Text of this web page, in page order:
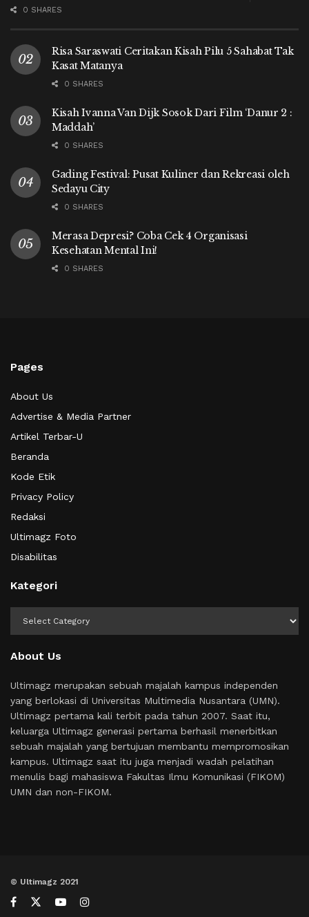
0 SHARES
Risa Saraswati Ceritakan Kisah Pilu 5 Sahabat Tak
Kasat Matanya
0 SHARES
Kisah Ivanna Van Dijk Sosok Dari Film ‘Danur 2 :
Maddah’
0 SHARES
Gading Festival: Pusat Kuliner dan Rekreasi oleh
Sedayu City
0 SHARES
Merasa Depresi? Coba Cek 4 Organisasi
Kesehatan Mental Ini!
0 SHARES
Pages
About Us
Advertise & Media Partner
Artikel Terbar-U
Beranda
Kode Etik
Privacy Policy
Redaksi
Ultimagz Foto
Disabilitas
Kategori
About Us
Ultimagz merupakan sebuah majalah kampus independen
yang berlokasi di Universitas Multimedia Nusantara (UMN).
Ultimagz pertama kali terbit pada tahun 2007. Saat itu,
keluarga Ultimagz generasi pertama berhasil menerbitkan
sebuah majalah yang bertujuan membantu mempromosikan
kampus. Ultimagz saat itu juga menjadi wadah pelatihan
menulis bagi mahasiswa Fakultas Ilmu Komunikasi (FIKOM)
UMN dan non-FIKOM.
© Ultimagz 2021